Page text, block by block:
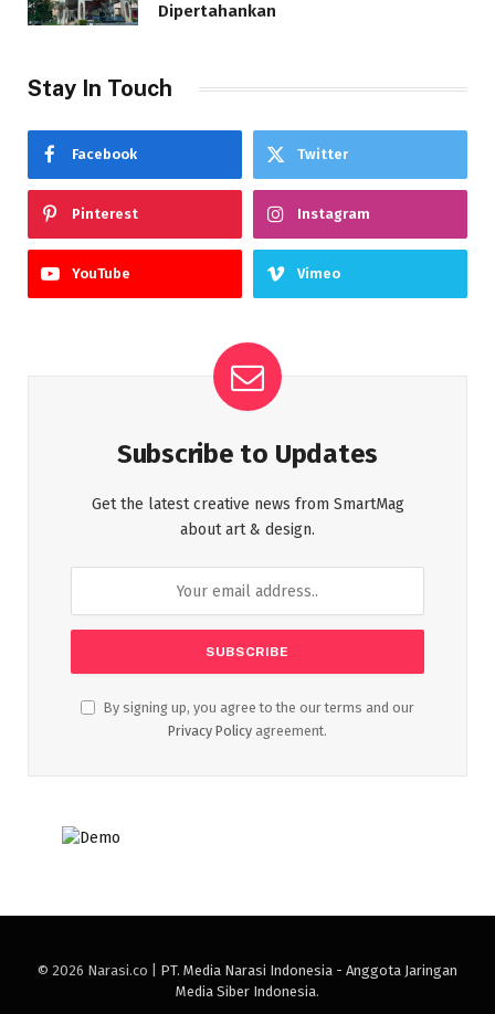
Dipertahankan
Stay In Touch
Facebook Twitter
Pinterest Instagram
YouTube Vimeo
Subscribe to Updates
Get the latest creative news from SmartMag
about art & design.
By signing up, you agree to the our terms and our
Privacy Policy agreement.
© 2026 Narasi.co | PT. Media Narasi Indonesia - Anggota Jaringan
Media Siber Indonesia.